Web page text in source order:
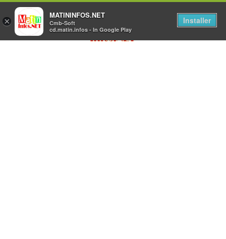
×
MATININFOS.NET
Cmb-Soft
cd.matin.infos - In Google Play
Installer